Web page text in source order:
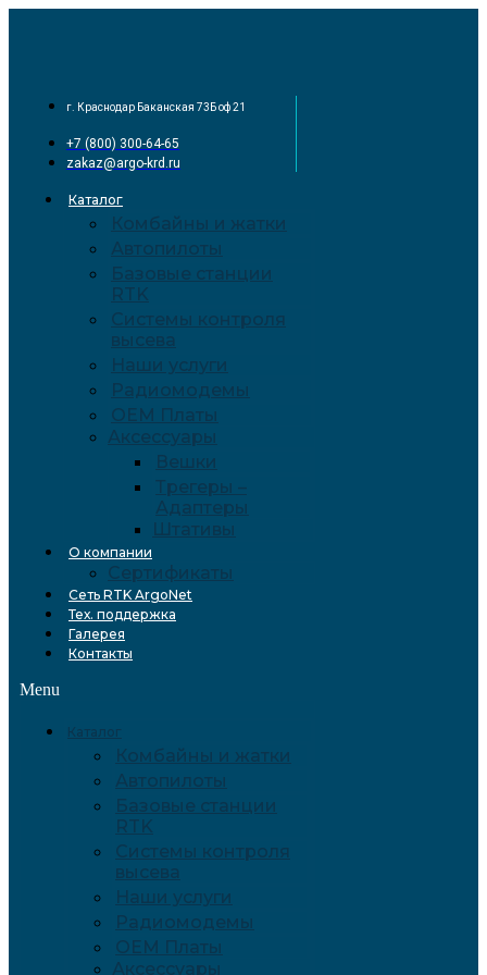
г. Краснодар Баканская 73Б оф 21
+7 (800) 300-64-65
zakaz@argo-krd.ru
Каталог
Комбайны и жатки
Автопилоты
Базовые станции
RTK
Системы контроля
высева
Наши услуги
Радиомодемы
OEM Платы
Аксессуары
Вешки
Трегеры –
Адаптеры
Штативы
О компании
Сертификаты
Сеть RTK ArgoNet
Тех. поддержка
Галерея
Контакты
Menu
Каталог
Комбайны и жатки
Автопилоты
Базовые станции
RTK
Системы контроля
высева
Наши услуги
Радиомодемы
OEM Платы
Аксессуары